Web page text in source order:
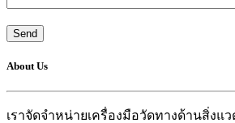
About Us
เราจัดจำหน่ายเครื่องมือวัดทางด้านสิ่ง